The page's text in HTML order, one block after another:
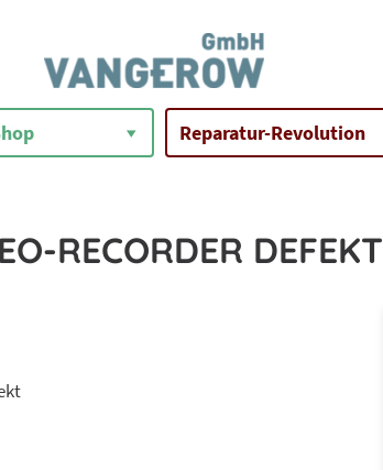
Reparatur-Revolution
RECORDER DEFEKT